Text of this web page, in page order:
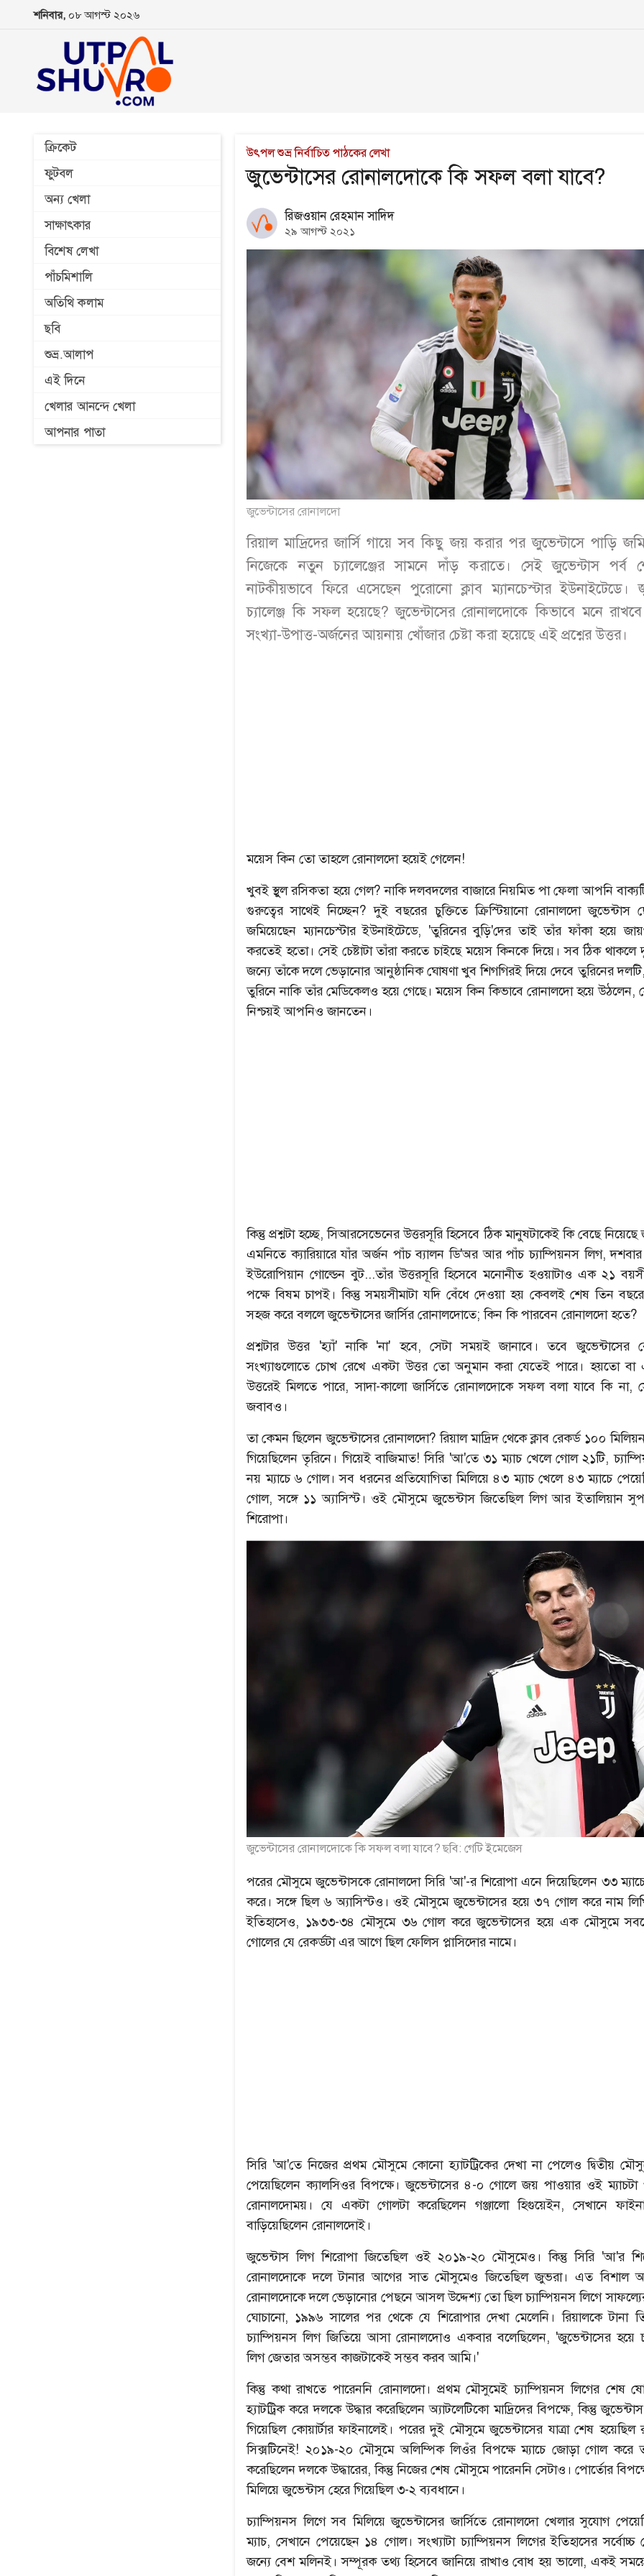
শনিবার, ০৮ আগস্ট ২০২৬
ক্রিকেট
ফুটবল
অন্য খেলা
সাক্ষাৎকার
বিশেষ লেখা
পাঁচমিশালি
অতিথি কলাম
ছবি
শুভ্র.আলাপ
এই দিনে
খেলার আনন্দে খেলা
আপনার পাতা
উৎপল শুভ্র নির্বাচিত পাঠকের লেখা
জুভেন্টাসের রোনালদোকে কি সফল বলা যাবে?
রিজওয়ান রেহমান সাদিদ
২৯ আগস্ট ২০২১
জুভেন্টাসের রোনালদো
রিয়াল মাদ্রিদের জার্সি গায়ে সব কিছু জয় করার পর জুভেন্টাসে পাড়ি
নিজেকে নতুন চ্যালেঞ্জের সামনে দাঁড় করাতে। সেই জুভেন্টাস পর্ব
নাটকীয়ভাবে ফিরে এসেছেন পুরোনো ক্লাব ম্যানচেস্টার ইউনাইটেডে।
চ্যালেঞ্জ কি সফল হয়েছে? জুভেন্টাসের রোনালদোকে কিভাবে মনে
সংখ্যা-উপাত্ত-অর্জনের আয়নায় খোঁজার চেষ্টা করা হয়েছে এই প্রশ্নের উত্তর।
ময়েস কিন তো তাহলে রোনালদো হয়েই গেলেন!
খুবই স্থুল রসিকতা হয়ে গেল? নাকি দলবদলের বাজারে নিয়মিত পা ফেলা আপনি
গুরুত্বের সাথেই নিচ্ছেন? দুই বছরের চুক্তিতে ক্রিস্টিয়ানো রোনালদো জুভেন্টাস
জমিয়েছেন ম্যানচেস্টার ইউনাইটেডে, 'তুরিনের বুড়ি'দের তাই তাঁর ফাঁকা হয়ে
করতেই হতো। সেই চেষ্টাটা তাঁরা করতে চাইছে ময়েস কিনকে দিয়ে। সব ঠিক থাকলে
জন্যে তাঁকে দলে ভেড়ানোর আনুষ্ঠানিক ঘোষণা খুব শিগগিরই দিয়ে দেবে তুরিনের
তুরিনে নাকি তাঁর মেডিকেলও হয়ে গেছে। ময়েস কিন কিভাবে রোনালদো হয়ে উঠলেন,
নিশ্চয়ই আপনিও জানতেন।
কিন্তু প্রশ্নটা হচ্ছে, সিআরসেভেনের উত্তরসূরি হিসেবে ঠিক মানুষটাকেই কি বেছে
এমনিতে ক্যারিয়ারে যাঁর অর্জন পাঁচ ব্যালন ডি'অর আর পাঁচ চ্যাম্পিয়নস লিগ,
ইউরোপিয়ান গোল্ডেন বুট...তাঁর উত্তরসূরি হিসেবে মনোনীত হওয়াটাও এক ২১
পক্ষে বিষম চাপই। কিন্তু সময়সীমাটা যদি বেঁধে দেওয়া হয় কেবলই শেষ তিন
সহজ করে বললে জুভেন্টাসের জার্সির রোনালদোতে; কিন কি পারবেন রোনালদো হতে?
প্রশ্নটার উত্তর 'হ্যাঁ' নাকি 'না' হবে, সেটা সময়ই জানাবে। তবে জুভেন্টাসের
সংখ্যাগুলোতে চোখ রেখে একটা উত্তর তো অনুমান করা যেতেই পারে। হয়তো বা
উত্তরেই মিলতে পারে, সাদা-কালো জার্সিতে রোনালদোকে সফল বলা যাবে কি না,
জবাবও।
তা কেমন ছিলেন জুভেন্টাসের রোনালদো? রিয়াল মাদ্রিদ থেকে ক্লাব রেকর্ড ১০০
গিয়েছিলেন তৃরিনে। গিয়েই বাজিমাত! সিরি 'আ'তে ৩১ ম্যাচ খেলে গোল ২১টি,
নয় ম্যাচে ৬ গোল। সব ধরনের প্রতিযোগিতা মিলিয়ে ৪৩ ম্যাচ খেলে ৪৩ ম্যাচে
গোল, সঙ্গে ১১ অ্যাসিস্ট। ওই মৌসুমে জুভেন্টাস জিতেছিল লিগ আর ইতালিয়ান
শিরোপা।
জুভেন্টাসের রোনালদোকে কি সফল বলা যাবে? ছবি: গেটি ইমেজেস
পরের মৌসুমে জুভেন্টাসকে রোনালদো সিরি 'আ'-র শিরোপা এনে দিয়েছিলেন ৩৩
করে। সঙ্গে ছিল ৬ অ্যাসিস্টও। ওই মৌসুমে জুভেন্টাসের হয়ে ৩৭ গোল করে নাম
ইতিহাসেও, ১৯৩৩-৩৪ মৌসুমে ৩৬ গোল করে জুভেন্টাসের হয়ে এক মৌসুমে
গোলের যে রেকর্ডটা এর আগে ছিল ফেলিস প্লাসিদোর নামে।
সিরি 'আ'তে নিজের প্রথম মৌসুমে কোনো হ্যাটট্রিকের দেখা না পেলেও দ্বিতীয়
পেয়েছিলেন ক্যালসিওর বিপক্ষে। জুভেন্টাসের ৪-০ গোলে জয় পাওয়ার ওই
রোনালদোময়। যে একটা গোলটা করেছিলেন গঞ্জালো হিগুয়েইন, সেখানে
বাড়িয়েছিলেন রোনালদোই।
জুভেন্টাস লিগ শিরোপা জিতেছিল ওই ২০১৯-২০ মৌসুমেও। কিন্তু সিরি 'আ'র
রোনালদোকে দলে টানার আগের সাত মৌসুমেও জিতেছিল জুভরা। এত বিশাল
রোনালদোকে দলে ভেড়ানোর পেছনে আসল উদ্দেশ্য তো ছিল চ্যাম্পিয়নস লিগে
ঘোচানো, ১৯৯৬ সালের পর থেকে যে শিরোপার দেখা মেলেনি। রিয়ালকে টানা
চ্যাম্পিয়নস লিগ জিতিয়ে আসা রোনালদোও একবার বলেছিলেন, 'জুভেন্টাসের হয়ে
লিগ জেতার অসম্ভব কাজটাকেই সম্ভব করব আমি।'
কিন্তু কথা রাখতে পারেননি রোনালদো। প্রথম মৌসুমেই চ্যাম্পিয়নস লিগের শেষ
হ্যাটট্রিক করে দলকে উদ্ধার করেছিলেন অ্যাটলেটিকো মাদ্রিদের বিপক্ষে, কিন্তু
গিয়েছিল কোয়ার্টার ফাইনালেই। পরের দুই মৌসুমে জুভেন্টাসের যাত্রা শেষ
সিক্সটিনেই! ২০১৯-২০ মৌসুমে অলিম্পিক লিওঁর বিপক্ষে ম্যাচে জোড়া গোল করে
করেছিলেন দলকে উদ্ধারের, কিন্তু নিজের শেষ মৌসুমে পারেননি সেটাও। পোর্তোর
মিলিয়ে জুভেন্টাস হেরে গিয়েছিল ৩-২ ব্যবধানে।
চ্যাম্পিয়নস লিগে সব মিলিয়ে জুভেন্টাসের জার্সিতে রোনালদো খেলার সুযোগ
ম্যাচ, সেখানে পেয়েছেন ১৪ গোল। সংখ্যাটা চ্যাম্পিয়নস লিগের ইতিহাসের সর্বোচ্চ
জন্যে বেশ মলিনই। সম্পূরক তথ্য হিসেবে জানিয়ে রাখাও বোধ হয় ভালো, একই
নেপথ্যের মাশরাফি আশরাফুলের কাছে খোলা চিঠি